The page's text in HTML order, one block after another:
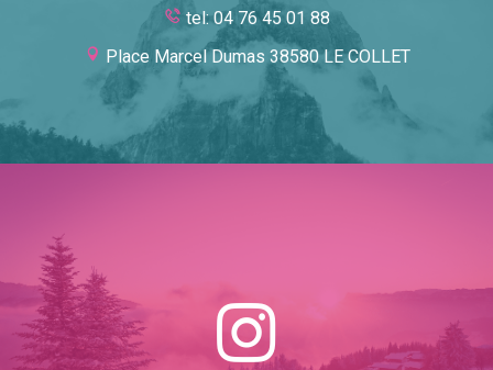
tel: 04 76 45 01 88
Place Marcel Dumas 38580 LE COLLET